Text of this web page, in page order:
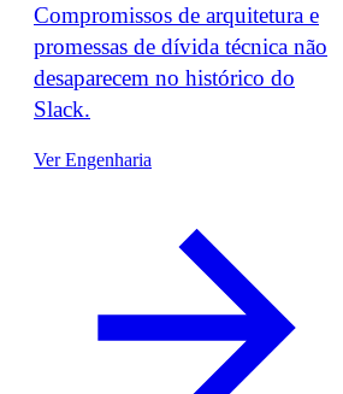
Compromissos de arquitetura e
promessas de dívida técnica não
desaparecem no histórico do
Slack.
Ver Engenharia